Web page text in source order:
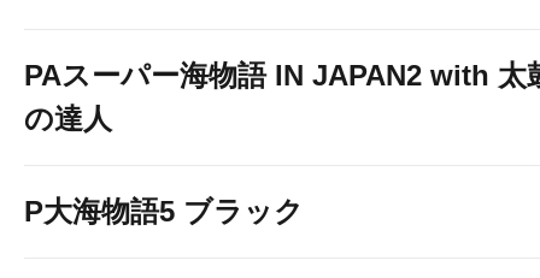
PAスーパー海物語 IN JAPAN2 with 太
の達人
P大海物語5 ブラック